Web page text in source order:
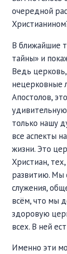
очередной
В ближайшие
тайны» и
Ведь
нецерковные
Апостолов,
только нашу
все аспекты
жизни. Это
Христиан,
развитию. Мы
служения,
всём, что мы
здоровую
всех. В ней
Именно эти